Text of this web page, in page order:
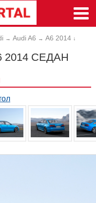
→ Audi A6 → A6 2014 ↓
2014 СЕДАН